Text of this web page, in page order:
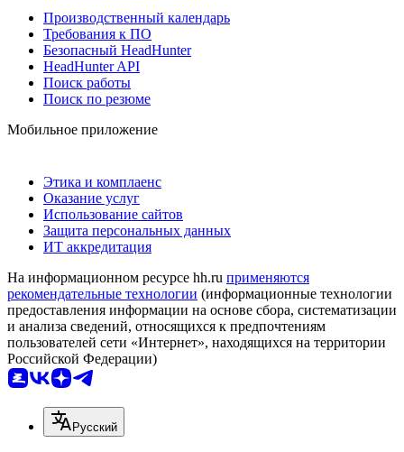
Производственный календарь
Требования к ПО
Безопасный HeadHunter
HeadHunter API
Поиск работы
Поиск по резюме
Мобильное приложение
Этика и комплаенс
Оказание услуг
Использование сайтов
Защита персональных данных
ИТ аккредитация
На информационном ресурсе hh.ru применяются
рекомендательные технологии (информационные технологии
предоставления информации на основе сбора, систематизации
и анализа сведений, относящихся к предпочтениям
пользователей сети «Интернет», находящихся на территории
Российской Федерации)
Русский